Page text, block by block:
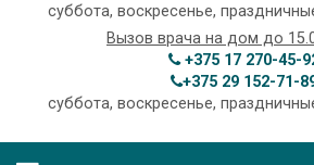
суббота, воскресенье,
Вызов врача на дом до
+375 17 270-45-
+375 29 152-71-
суббота, воскресенье,